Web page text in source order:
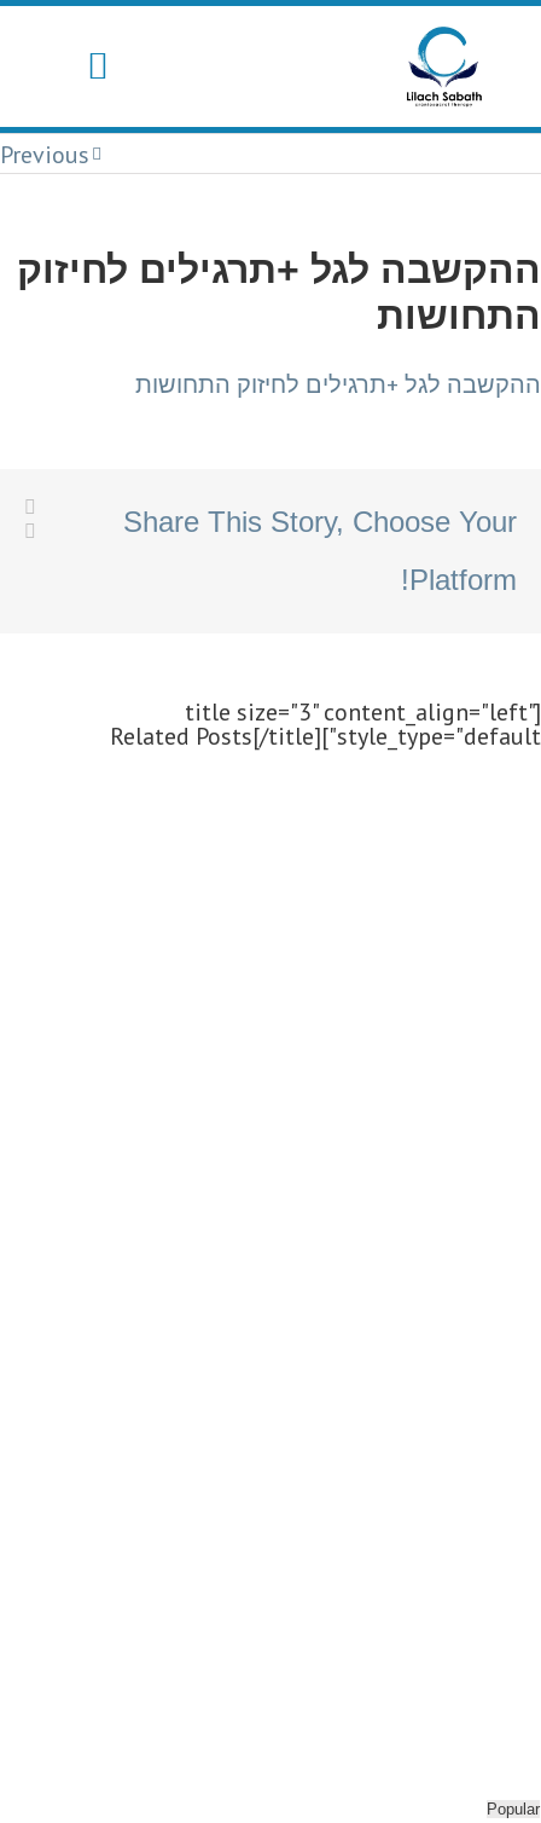
Previous
ההקשבה לגל +תרגילים לחיזוק
התחושות
ההקשבה לגל +תרגילים לחיזוק התחושות
Share This Story, Choose Your
Platform!
[title size="3" content_align="left"
style_type="default"]Related Posts[/title]
Popular